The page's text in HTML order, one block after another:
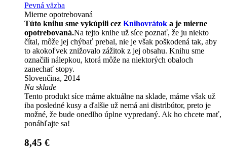
Pevná väzba
Mierne opotrebovaná
Túto knihu sme vykúpili cez Knihovrátok a je mierne
opotrebovaná.Na tejto knihe už síce poznať, že ju niekto
čítal, môže jej chýbať prebal, nie je však poškodená tak, aby
to akokoľvek znižovalo zážitok z jej obsahu. Knihu sme
označili nálepkou, ktorá môže na niektorých obaloch
zanechať stopy.
Slovenčina, 2014
Na sklade
Tento produkt síce máme aktuálne na sklade, máme však už
iba posledné kusy a ďalšie už nemá ani distribútor, preto je
možné, že bude onedlho úplne vypredaný. Ak ho chcete mať,
ponáhľajte sa!
8,45 €